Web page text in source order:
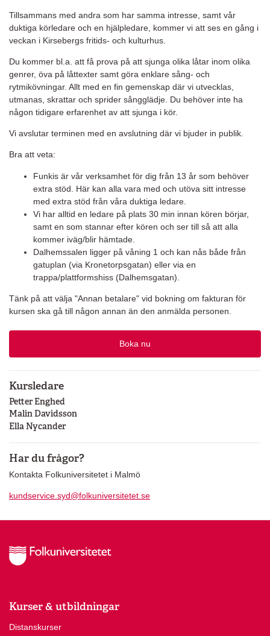
Tillsammans med andra som har samma intresse, samt vår
duktiga körledare och en hjälpledare, kommer vi att ses en gång i
veckan i Kirsebergs fritids- och kulturhus.
Du kommer bl.a. att få prova på att sjunga olika låtar inom olika
genrer, öva på låttexter samt göra enklare sång- och
rytmikövningar. Allt med en fin gemenskap där vi utvecklas,
utmanas, skrattar och sprider sångglädje. Du behöver inte ha
någon tidigare erfarenhet av att sjunga i kör.
Vi avslutar terminen med en avslutning där vi bjuder in publik.
Bra att veta:
Funkis är vår verksamhet för dig från 13 år som behöver
extra stöd. Här kan alla vara med och utöva sitt intresse
med extra stöd från våra duktiga ledare.
Vi har alltid en ledare på plats 30 min innan kören börjar,
samt en som stannar efter kören och ser till så att alla
kommer iväg/blir hämtade.
Dalhemssalen ligger på våning 1 och kan nås både från
gatuplan (via Kronetorpsgatan) eller via en
trappa/plattformshiss (Dalhemsgatan).
Tänk på att välja "Annan betalare" vid bokning om fakturan för
kursen ska gå till någon annan än den anmälda personen.
Boka nu
Kursledare
Petter Enghed
Malin Davidsson
Ella Nycander
Har du frågor?
Kontakta Folkuniversitetet i Malmö
kundservice.syd@folkuniversitetet.se
Kurser & utbildningar
Distanskurser